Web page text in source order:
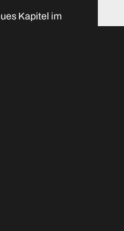
Kapitel im